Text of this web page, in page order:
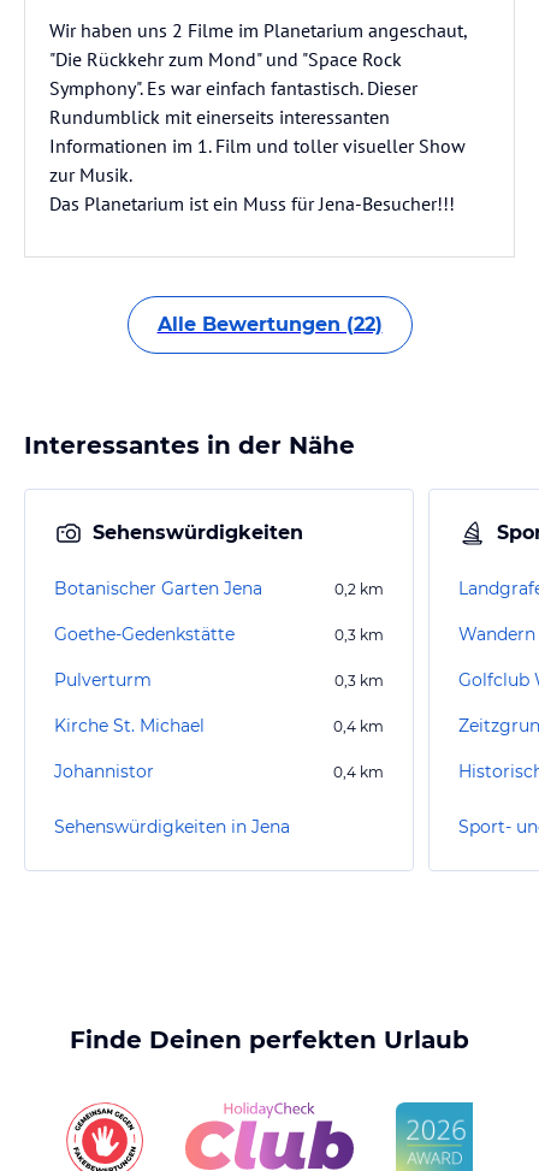
Wir haben uns 2 Filme im Planetarium angeschaut,
"Die Rückkehr zum Mond" und "Space Rock
Symphony". Es war einfach fantastisch. Dieser
Rundumblick mit einerseits interessanten
Informationen im 1. Film und toller visueller Show
zur Musik.
Das Planetarium ist ein Muss für Jena-Besucher!!!
Alle Bewertungen (22)
Interessantes in der Nähe
Sehenswürdigkeiten
Botanischer Garten Jena 0,2 km
Goethe-Gedenkstätte 0,3 km
Pulverturm 0,3 km
Kirche St. Michael 0,4 km
Johannistor 0,4 km
Sehenswürdigkeiten in Jena
Wandern
Golfclub
Sport-
Finde Deinen perfekten Urlaub